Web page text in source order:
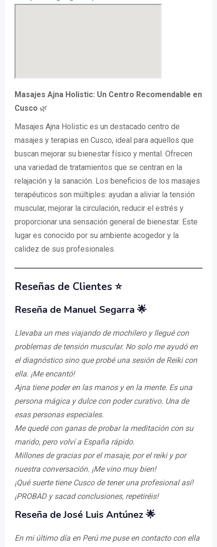
Masajes Ajna Holistic: Un Centro Recomendable en
Cusco 🌿
Masajes Ajna Holistic es un destacado centro de
masajes y terapias en Cusco, ideal para aquellos que
buscan mejorar su bienestar físico y mental. Ofrecen
una variedad de tratamientos que se centran en la
relajación y la sanación. Los beneficios de los masajes
terapéuticos son múltiples: ayudan a aliviar la tensión
muscular, mejorar la circulación, reducir el estrés y
proporcionar una sensación general de bienestar. Este
lugar es conocido por su ambiente acogedor y la
calidez de sus profesionales.
Reseñas de Clientes ⭐
Reseña de Manuel Segarra 🌟
Llevaba un mes viajando de mochilero y llegué con
problemas de tensión muscular. No solo me ayudó en
el diagnóstico sino que probé una sesión de Reiki con
ella. ¡Me encantó!
Ajna tiene poder en las manos y en la mente. Es una
persona mágica y dulce con poder curativo. Una de
esas personas especiales.
Me quedé con ganas de probar la meditación con su
marido, pero volví a España rápido.
Millones de gracias por el masaje, por el reiki y por
nuestra conversación. ¡Me vino muy bien!
¡Qué suerte tiene Cusco de tener una profesional así!
¡PROBAD y sacad conclusiones, repetiréis!
Reseña de José Luis Antúnez 🌟
En mi último día en Perú me puse en contacto con ella